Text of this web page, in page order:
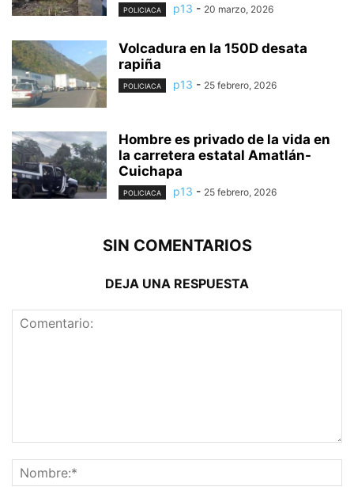
POLICIACA p13 - 20 marzo, 2026
Volcadura en la 150D desata
rapiña
POLICIACA p13 - 25 febrero, 2026
Hombre es privado de la vida en
la carretera estatal Amatlán-
Cuichapa
POLICIACA p13 - 25 febrero, 2026
SIN COMENTARIOS
DEJA UNA RESPUESTA